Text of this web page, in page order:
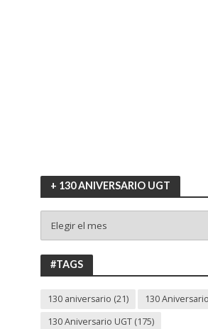
+ 130 ANIVERSARIO UGT
130
ANIVERSARIO
UGT
#TAGS
130 aniversario (21) 130
130 Aniversario UGT(175)